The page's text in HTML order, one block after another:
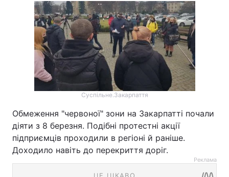
Суспільне.Закарпаття
Обмеження "червоної" зони на Закарпатті почали
діяти з 8 березня. Подібні протестні акції
підприємців проходили в регіоні й раніше.
Доходило навіть до перекриття доріг.
Реклама